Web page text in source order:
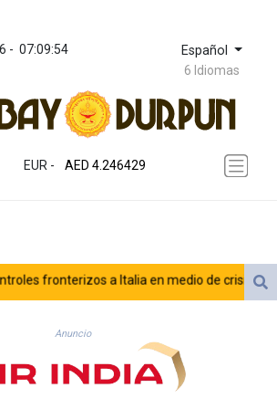
- 07:09:54 Español
6 Idiomas
EUR -
ZWL 372.275202
AED 4.246429
AFN 76.887634
ARS 1724.882575
AUD 1.635501
AZN 1.97002
BAM 1.961391
BBD 2.328337
BDT 143.102254
fronterizos a Italia en medio de crisis por
Anuncio